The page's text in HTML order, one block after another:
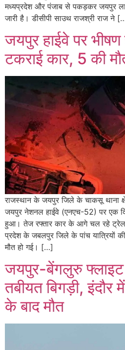
मध्यप्रदेश और पंजाब से पकड़कर जयपुर
जारी है। डीसीपी साउथ राजश्री राज ने
जयपुर हाईवे पर
टकराई कार, 5 की
राजस्थान के जयपुर जिले के चाकसू थाना
जयपुर नेशनल हाईवे (एनएच-52) पर एक
हुआ। तेज रफ्तार कार के आगे चल रहे
प्रदेश के जबलपुर जिले के पांच यात्रियों की
मौत हो गई। […]
जयपुर-बेंगलुरु
तबीयत बिगड़ी,
के बाद मौत